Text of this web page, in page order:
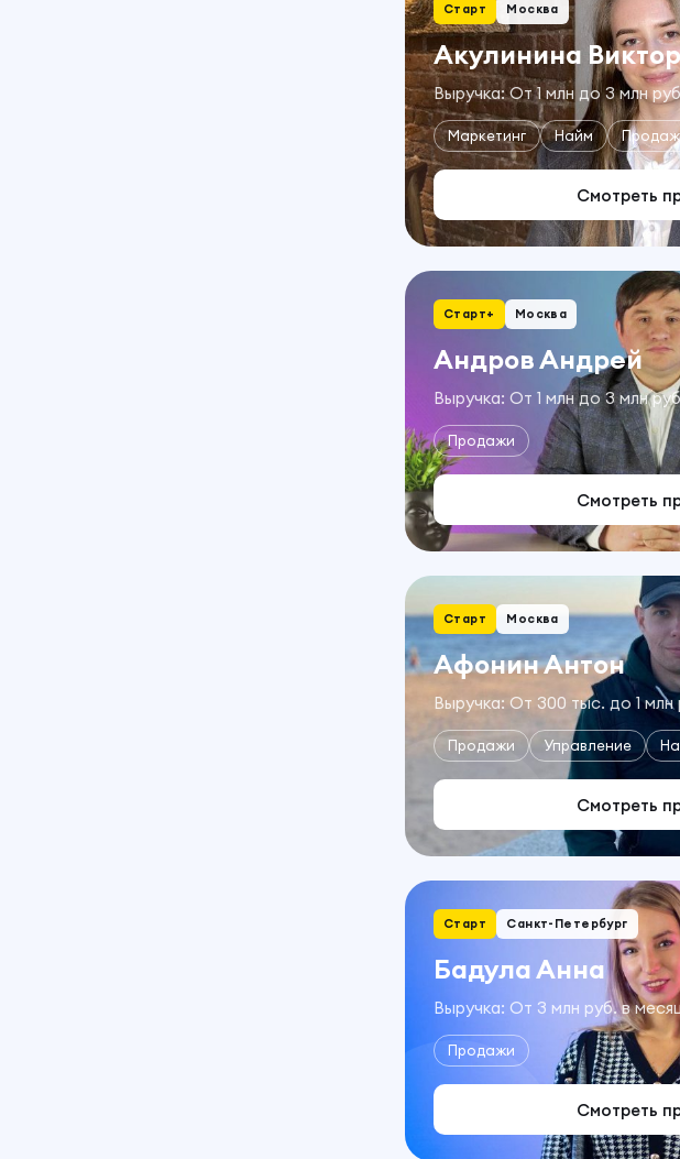
Старт Москва
Акулинина
Выручка: От 1 млн до 3 млн
Маркетинг Найм
Смотреть
Старт+ Москва
Андров Андрей
Выручка: От 1 млн до 3 млн
Продажи
Смотреть
Старт Москва
Афонин Антон
Выручка: От 300 тыс. до 1 млн
Продажи Управление
Смотреть
Старт Санкт-Петербург
Бадула Анна
Выручка: От 3 млн руб. в
Продажи
Смотреть